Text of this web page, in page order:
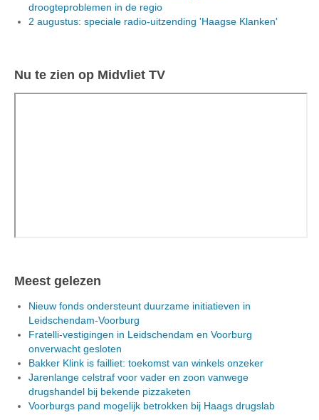
droogteproblemen in de regio
2 augustus: speciale radio-uitzending 'Haagse Klanken'
Nu te zien op Midvliet TV
Meest gelezen
Nieuw fonds ondersteunt duurzame initiatieven in
Leidschendam-Voorburg
Fratelli-vestigingen in Leidschendam en Voorburg
onverwacht gesloten
Bakker Klink is failliet: toekomst van winkels onzeker
Jarenlange celstraf voor vader en zoon vanwege
drugshandel bij bekende pizzaketen
Voorburgs pand mogelijk betrokken bij Haags drugslab